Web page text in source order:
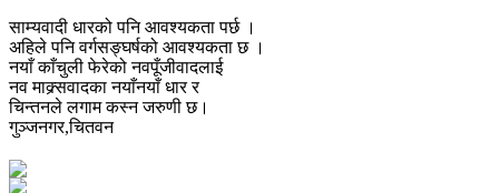
साम्यवादी धारको पनि आवश्यकता पर्छ ।
अहिले पनि वर्गसङ्घर्षको आवश्यकता छ ।
नयाँ काँचुली फेरेको नवपूँजीवादलाई
नव माक्र्सवादका नयाँनयाँ धार र
चिन्तनले लगाम कस्न जरुणी छ।
गुञ्जनगर,चितवन